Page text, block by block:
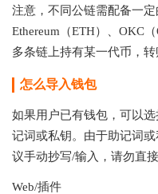
注意，不同公链需配备一
Ethereum（ETH）、OKC
多条链上持有某一代币，转
怎么导入钱包
如果用户已有钱包，可以
记词或私钥。由于助记词
议手动抄写/输入，请勿直
Web/插件